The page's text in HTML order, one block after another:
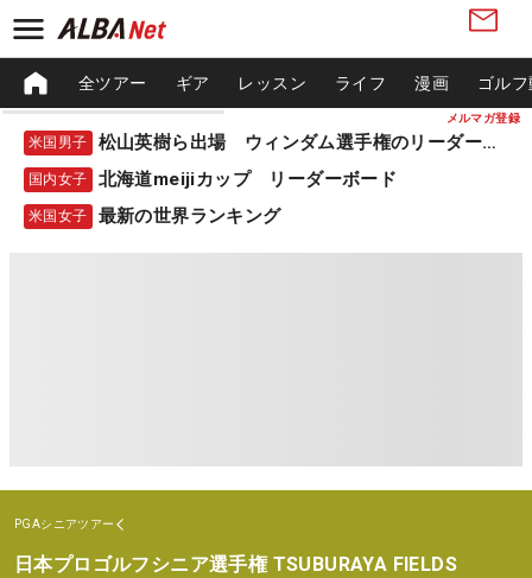
メルマガ登録
全ツアー ギア レッスン ライフ 漫画 ゴル
米国男子 松山英樹ら出場 ウィンダム選手権のリーダーボード
国内女子 北海道meijiカップ リーダーボード
米国女子 最新の世界ランキング
PGAシニアツアー
日本プロゴルフシニア選手権 TSUBURAYA FIELDS